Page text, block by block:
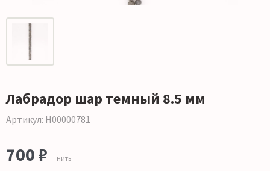
Лабрадор шар темный 8.5 мм
Артикул: Н00000781
700 ₽ нить